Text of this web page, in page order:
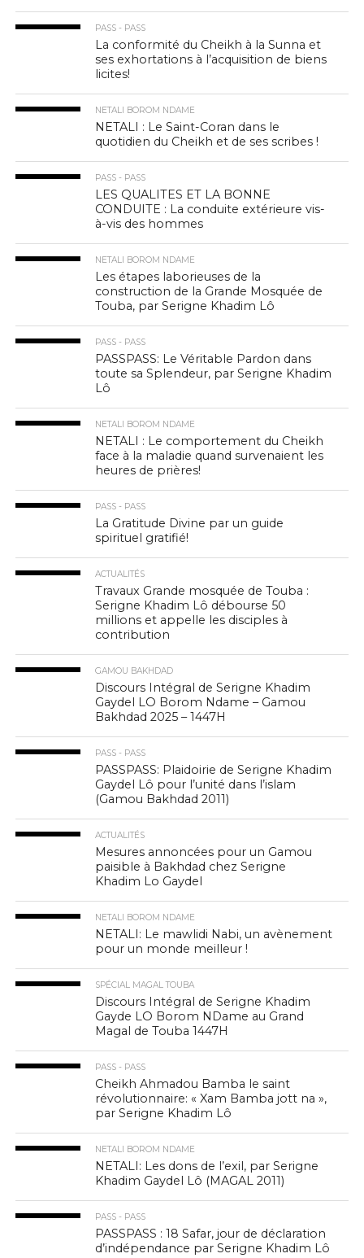
PASS - PASS
La conformité du Cheikh à la Sunna et
ses exhortations à l’acquisition de biens
licites!
NETALI BOROM NDAME
NETALI : Le Saint-Coran dans le
quotidien du Cheikh et de ses scribes !
PASS - PASS
LES QUALITES ET LA BONNE
CONDUITE : La conduite extérieure vis-
à-vis des hommes
NETALI BOROM NDAME
Les étapes laborieuses de la
construction de la Grande Mosquée de
Touba, par Serigne Khadim Lô
PASS - PASS
PASSPASS: Le Véritable Pardon dans
toute sa Splendeur, par Serigne Khadim
Lô
NETALI BOROM NDAME
NETALI : Le comportement du Cheikh
face à la maladie quand survenaient les
heures de prières!
PASS - PASS
La Gratitude Divine par un guide
spirituel gratifié!
ACTUALITÉS
Travaux Grande mosquée de Touba :
Serigne Khadim Lô débourse 50
millions et appelle les disciples à
contribution
GAMOU BAKHDAD
Discours Intégral de Serigne Khadim
Gaydel LO Borom Ndame – Gamou
Bakhdad 2025 – 1447H
PASS - PASS
PASSPASS: Plaidoirie de Serigne Khadim
Gaydel Lô pour l’unité dans l’islam
(Gamou Bakhdad 2011)
ACTUALITÉS
Mesures annoncées pour un Gamou
paisible à Bakhdad chez Serigne
Khadim Lo Gaydel
NETALI BOROM NDAME
NETALI: Le mawlidi Nabi, un avènement
pour un monde meilleur !
SPÉCIAL MAGAL TOUBA
Discours Intégral de Serigne Khadim
Gayde LO Borom NDame au Grand
Magal de Touba 1447H
PASS - PASS
Cheikh Ahmadou Bamba le saint
révolutionnaire: « Xam Bamba jott na »,
par Serigne Khadim Lô
NETALI BOROM NDAME
NETALI: Les dons de l’exil, par Serigne
Khadim Gaydel Lô (MAGAL 2011)
PASS - PASS
PASSPASS : 18 Safar, jour de déclaration
d’indépendance par Serigne Khadim Lô